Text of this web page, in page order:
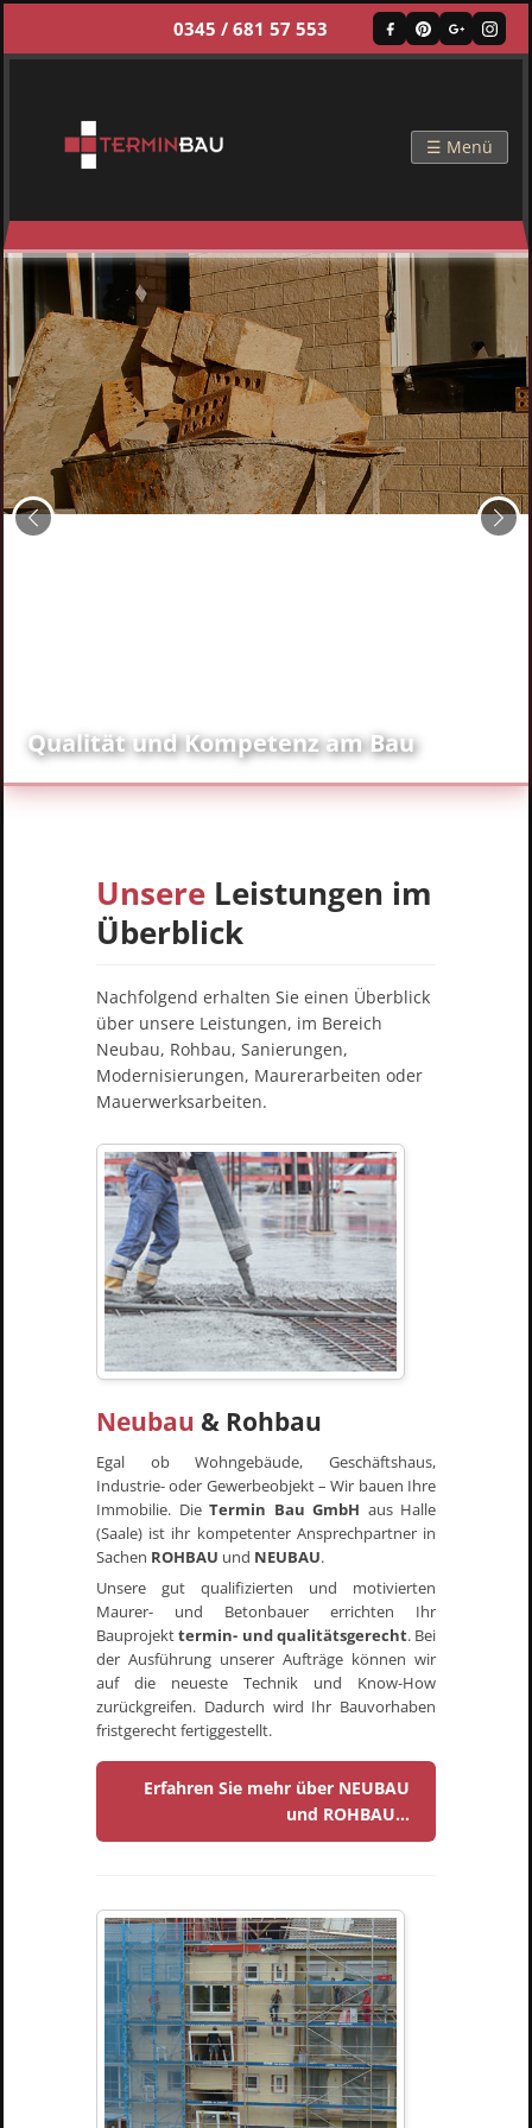
0345 / 681 57 553
☰ Menü
Qualität und Kompetenz am Bau
Zurück
Unsere Leistungen im
Überblick
Nachfolgend erhalten Sie einen Überblick
über unsere Leistungen, im Bereich
Neubau, Rohbau, Sanierungen,
Modernisierungen, Maurerarbeiten oder
Mauerwerksarbeiten.
Neubau & Rohbau
Egal ob Wohngebäude, Geschäftshaus,
Industrie- oder Gewerbeobjekt – Wir bauen Ihre
Immobilie. Die Termin Bau GmbH aus Halle
(Saale) ist ihr kompetenter Ansprechpartner in
Sachen ROHBAU und NEUBAU.
Unsere gut qualifizierten und motivierten
Maurer- und Betonbauer errichten Ihr
Bauprojekttermin- und qualitätsgerecht. Bei
der Ausführung unserer Aufträge können wir
auf die neueste Technik und Know-How
zurückgreifen. Dadurch wird Ihr Bauvorhaben
fristgerecht fertiggestellt.
Erfahren Sie mehr über NEUBAU
und ROHBAU...